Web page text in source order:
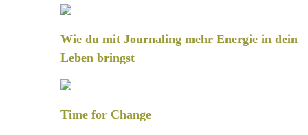
Wie du mit Journaling mehr Energie in dein
Leben bringst
Time for Change